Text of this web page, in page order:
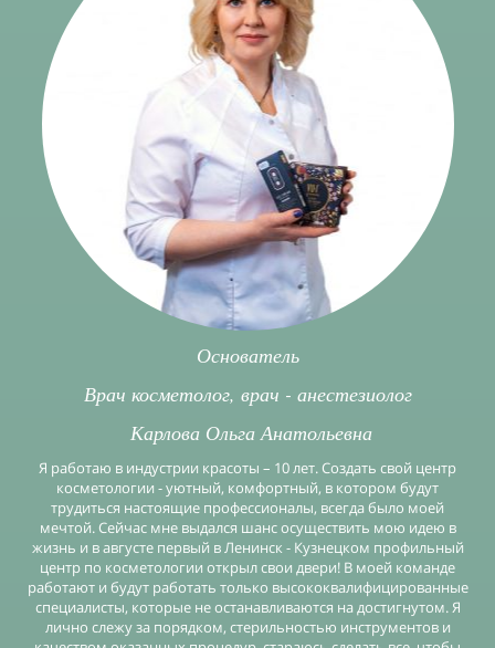
Основатель
Врач косметолог, врач - анестезиолог
Карлова Ольга Анатольевна
Я работаю в индустрии красоты – 10 лет. Создать свой центр
косметологии - уютный, комфортный, в котором будут
трудиться настоящие профессионалы, всегда было моей
мечтой. Сейчас мне выдался шанс осуществить мою идею в
жизнь и в августе первый в Ленинск - Кузнецком профильный
центр по косметологии открыл свои двери! В моей команде
работают и будут работать только высококвалифицированные
специалисты, которые не останавливаются на достигнутом. Я
лично слежу за порядком, стерильностью инструментов и